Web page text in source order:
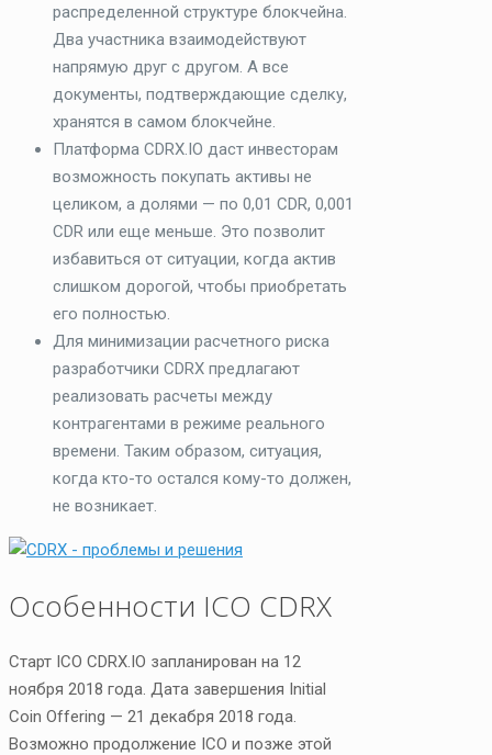
распределенной структуре блокчейна.
Два участника взаимодействуют
напрямую друг с другом. А все
документы, подтверждающие сделку,
хранятся в самом блокчейне.
Платформа CDRX.IO даст инвесторам
возможность покупать активы не
целиком, а долями — по 0,01 CDR, 0,001
CDR или еще меньше. Это позволит
избавиться от ситуации, когда актив
слишком дорогой, чтобы приобретать
его полностью.
Для минимизации расчетного риска
разработчики CDRX предлагают
реализовать расчеты между
контрагентами в режиме реального
времени. Таким образом, ситуация,
когда кто-то остался кому-то должен,
не возникает.
Особенности ICO CDRX
Старт ICO CDRX.IO запланирован на 12
ноября 2018 года. Дата завершения Initial
Coin Offering — 21 декабря 2018 года.
Возможно продолжение ICO и позже этой